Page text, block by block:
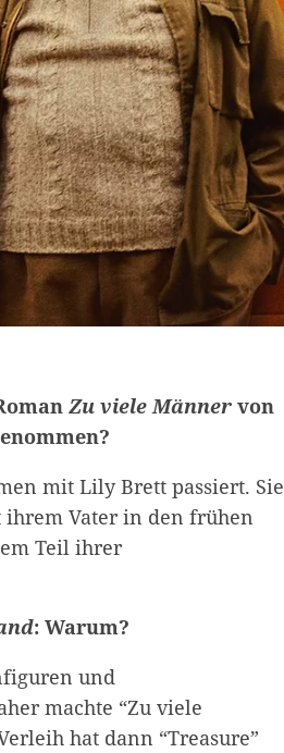
Zu viele Männer von
mit Lily Brett passiert. Sie
ihrem Vater in den frühen
Teil ihrer
: Warum?
und
machte “Zu viele
hat dann “Treasure”